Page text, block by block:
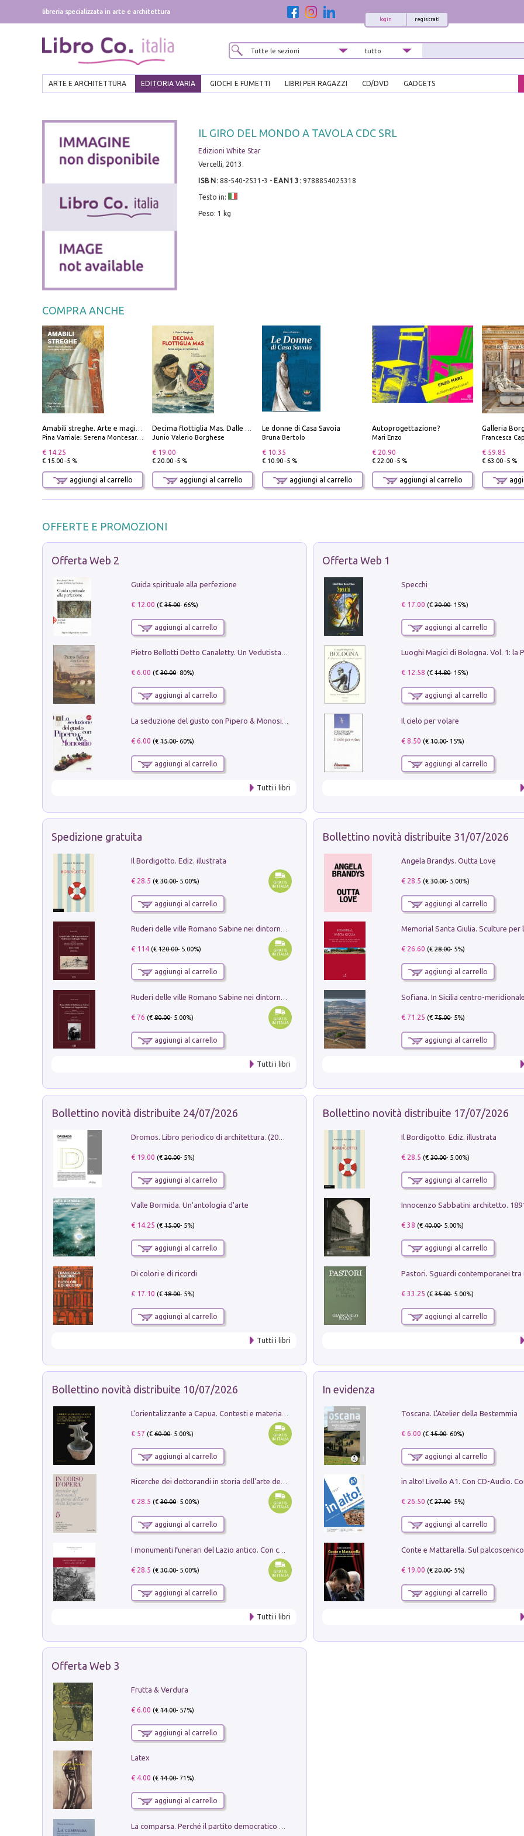
libreria specializzata in arte e architettura
registrati
login
ARTE E ARCHITETTURA EDITORIA VARIA GIOCHI E FUMETTI LIBRI PER RAGAZZI CD/DVD GADGETS
IL GIRO DEL MONDO A TAVOLA CDC SRL
Edizioni White Star
Vercelli, 2013.
ISBN : 88-540-2531-3 - EAN13 : 9788854025318
Testo in:
Peso: 1 kg
COMPRA ANCHE
Amabili streghe. Arte e magie di Leonora Carrington e Remedios Varo
Pina Varriale; Serena Montesarchio
€ 14.25
€ 15.00 -5 %
aggiungi al carrello
Decima flottiglia Mas. Dalle origini all'armistizio
Junio Valerio Borghese
€ 19.00
€ 20.00 -5 %
aggiungi al carrello
Le donne di Casa Savoia
Bruna Bertolo
€ 10.35
€ 10.90 -5 %
aggiungi al carrello
Autoprogettazione?
Mari Enzo
€ 20.90
€ 22.00 -5 %
aggiungi al carrello
Francesca
€ 59.85
€ 63.00 -5 %
OFFERTE E PROMOZIONI
Offerta Web 2
Guida spirituale alla perfezione
€ 12.00 (€35.00- 66%)
aggiungi al carrello
Pietro Bellotti Detto Canaletty. Un Vedutista Veneziano nella Francia dell'Ancien Régime
€ 6.00 (€30.00- 80%)
aggiungi al carrello
€ 6.00 (€15.00- 60%)
aggiungi al carrello
Tutti i libri
Offerta Web 1
Specchi
€ 17.00 (€20.00- 15%)
aggiungi al carrello
€ 12.58 (€14.80- 15%)
aggiungi al carrello
Il cielo per volare
€ 8.50 (€10.00- 15%)
aggiungi al carrello
Spedizione gratuita
Il Bordigotto. Ediz. illustrata
€ 28.5 (€30.00- 5.00%)
aggiungi al carrello
Ruderi delle ville Romano Sabine nei dintorni di Poggio Mirteto. Illustrati dal dott.re prof.re cav.re Ercole Nardi regio ispettore degli scavi e monumenti. Anno 1885. Tavole e studio. Con 25 tavole fuori testo in cartella editoriale
€ 114(€120.00- 5.00%)
aggiungi al carrello
€ 76 (€80.00- 5.00%)
aggiungi al carrello
Tutti i libri
Bollettino novità distribuite 31/07/2026
Angela Brandys. Outta Love
€ 28.5 (€30.00- 5.00%)
aggiungi al carrello
€ 26.60 (€28.00- 5%)
aggiungi al carrello
€ 71.25 (€75.00- 5%)
aggiungi al carrello
Bollettino novità distribuite 24/07/2026
Dromos. Libro periodico di architettura. (2026). Vol. 15: Post-model
€ 19.00 (€20.00- 5%)
aggiungi al carrello
Valle Bormida. Un'antologia d'arte
€ 14.25 (€15.00- 5%)
aggiungi al carrello
Di colori e di ricordi
€ 17.10 (€18.00- 5%)
aggiungi al carrello
Tutti i libri
Bollettino novità distribuite 17/07/2026
Il Bordigotto. Ediz. illustrata
€ 28.5 (€30.00- 5.00%)
aggiungi al carrello
Innocenzo Sabbatini architetto.
€ 38 (€40.00- 5.00%)
aggiungi al carrello
€ 33.25 (€35.00- 5.00%)
aggiungi al carrello
Bollettino novità distribuite 10/07/2026
€ 57 (€60.00- 5.00%)
aggiungi al carrello
Ricerche dei dottorandi in storia dell'arte della Sapienza
€ 28.5 (€30.00- 5.00%)
aggiungi al carrello
I monumenti funerari del Lazio antico. Con cartella con tavole
€ 28.5 (€30.00- 5.00%)
aggiungi al carrello
Tutti i libri
In evidenza
Toscana. L'Atelier della Bestemmia
€ 6.00 (€15.00- 60%)
aggiungi al carrello
€ 26.50 (€27.90- 5%)
aggiungi al carrello
€ 19.00 (€20.00- 5%)
aggiungi al carrello
Offerta Web 3
Frutta & Verdura
€ 6.00 (€14.00- 57%)
aggiungi al carrello
Latex
€ 4.00 (€14.00- 71%)
aggiungi al carrello